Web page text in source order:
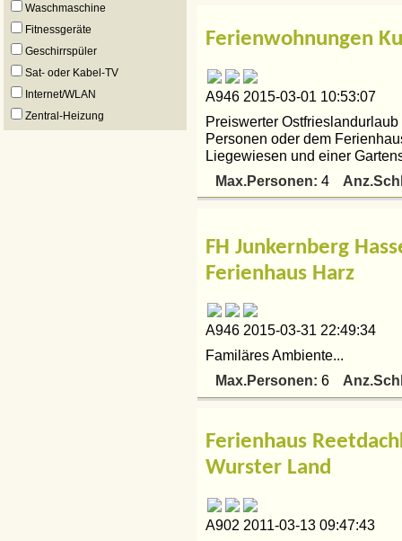
Waschmaschine
Fitnessgeräte
Geschirrspüler
Sat- oder Kabel-TV
Internet/WLAN
Zentral-Heizung
Ferienwohnungen
A946 2015-03-01 10:53:07
Preiswerter
Personen oder dem
Liegewiesen und einer
Max.Personen: 4
FH Junkernberg
Ferienhaus Harz
A946 2015-03-31 22:49:34
Familäres Ambiente...
Max.Personen: 6
Ferienhaus
Wurster Land
A902 2011-03-13 09:47:43